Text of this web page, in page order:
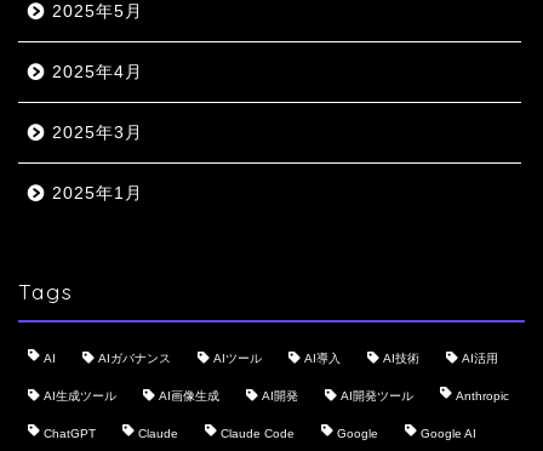
2025年5月
2025年4月
2025年3月
2025年1月
Tags
AI AIガバナンス AIツール AI導入 AI技術 AI活用
AI生成ツール AI画像生成 AI開発 AI開発ツール Anthropic
ChatGPT Claude Claude Code Google Google AI